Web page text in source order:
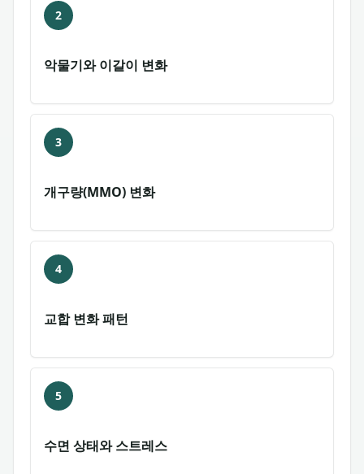
2
악물기와 이갈이 변화
3
개구량(MMO) 변화
4
교합 변화 패턴
5
수면 상태와 스트레스